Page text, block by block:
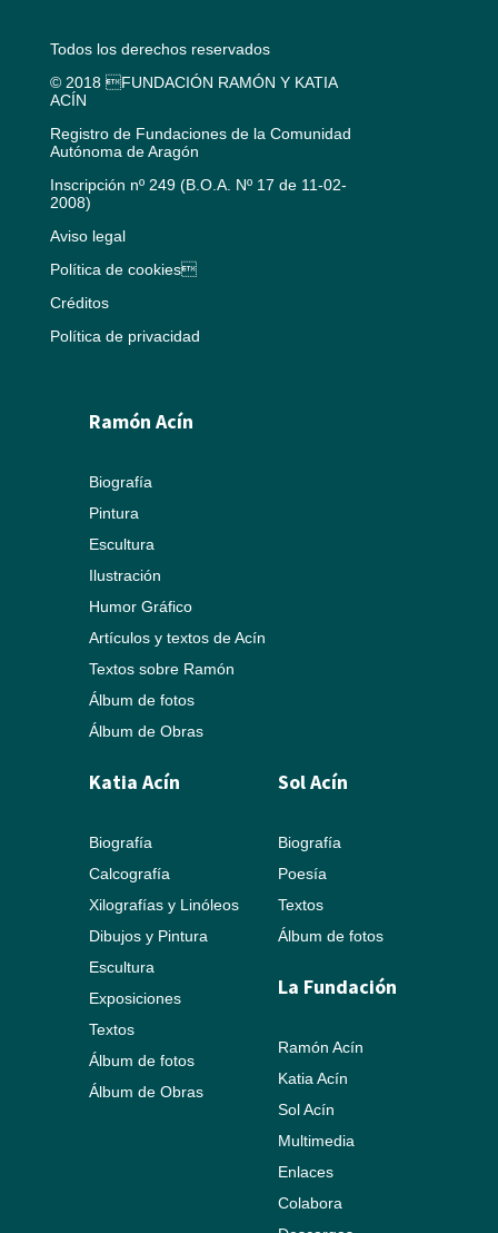
Todos los derechos reservados
© 2018 FUNDACIÓN RAMÓN Y KATIA
ACÍN
Registro de Fundaciones de la Comunidad
Autónoma de Aragón
Inscripción nº 249 (B.O.A. Nº 17 de 11-02-
2008)
Aviso legal
Política de cookies
Créditos
Política de privacidad
Ramón Acín
Biografía
Pintura
Escultura
Ilustración
Humor Gráfico
Artículos y textos de Acín
Textos sobre Ramón
Álbum de fotos
Álbum de Obras
Katia Acín
Biografía
Calcografía
Xilografías y Linóleos
Dibujos y Pintura
Escultura
Exposiciones
Textos
Álbum de fotos
Álbum de Obras
Sol Acín
Biografía
Poesía
Textos
Álbum de fotos
La Fundación
Ramón Acín
Katia Acín
Sol Acín
Multimedia
Enlaces
Colabora